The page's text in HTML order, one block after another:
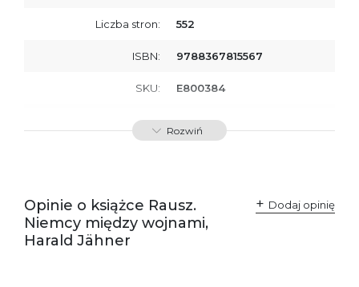
Liczba stron: 552
ISBN: 9788367815567
SKU: E800384
Producent / Osoby
odpowiedzialne za
Wydawnictwo Poznańskie
Sp. z o.o.
+48 61 623 38 38
Ostrzeżenia oraz
informacje dotyczące
Załącznik PDF
Rozwiń
Opinie o książce Rausz.
Niemcy między wojnami,
Harald Jähner
Dodaj opinię